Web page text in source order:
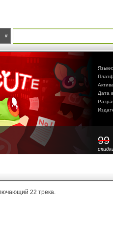
#
Языки:
Дата
99
22 трека.